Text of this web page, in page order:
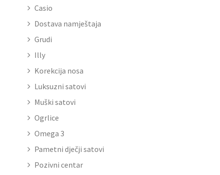
Casio
Dostava namještaja
Grudi
Illy
Korekcija nosa
Luksuzni satovi
Muški satovi
Ogrlice
Omega 3
Pametni dječji satovi
Pozivni centar